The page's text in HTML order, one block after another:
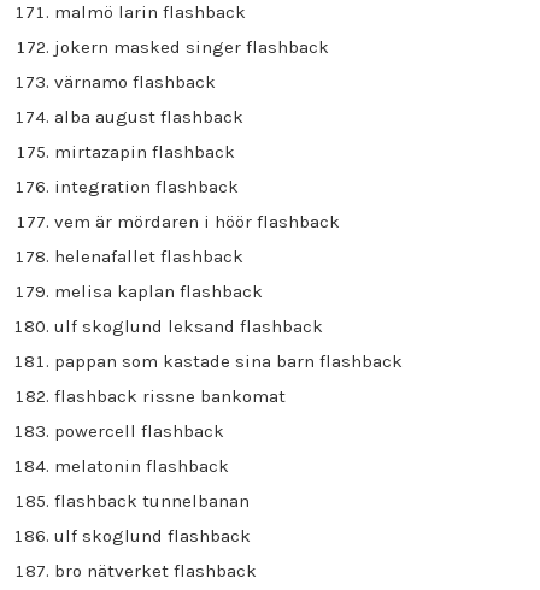
malmö larin flashback
jokern masked singer flashback
värnamo flashback
alba august flashback
mirtazapin flashback
integration flashback
vem är mördaren i höör flashback
helenafallet flashback
melisa kaplan flashback
ulf skoglund leksand flashback
pappan som kastade sina barn flashback
flashback rissne bankomat
powercell flashback
melatonin flashback
flashback tunnelbanan
ulf skoglund flashback
bro nätverket flashback